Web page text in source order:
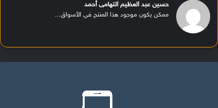
حسين عبد العظيم التهامى أحمد
ممكن يكون موجود هذا المنتج في الأسواق...